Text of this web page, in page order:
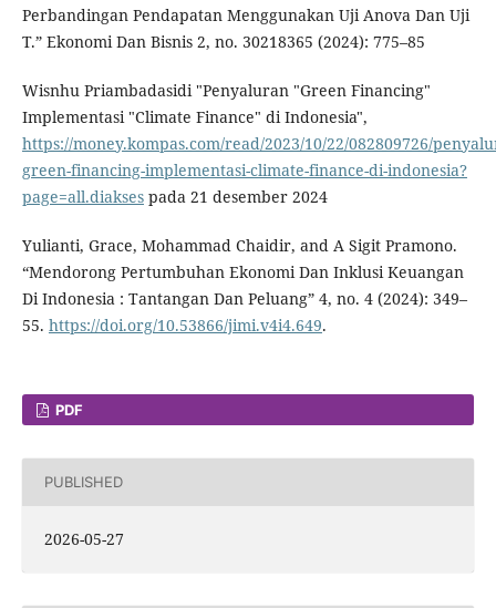
Perbandingan Pendapatan Menggunakan Uji Anova Dan Uji
T.” Ekonomi Dan Bisnis 2, no. 30218365 (2024): 775–85
Wisnhu Priambadasidi "Penyaluran "Green Financing"
Implementasi "Climate Finance" di Indonesia",
https://money.kompas.com/read/2023/10/22/082809726/
green-financing-implementasi-climate-finance-di-indonesia?
page=all.diaksespada 21 desember 2024
Yulianti, Grace, Mohammad Chaidir, and A Sigit Pramono.
“Mendorong Pertumbuhan Ekonomi Dan Inklusi Keuangan
Di Indonesia : Tantangan Dan Peluang” 4, no. 4 (2024): 349–
55. https://doi.org/10.53866/jimi.v4i4.649.
PDF
PUBLISHED
2026-05-27